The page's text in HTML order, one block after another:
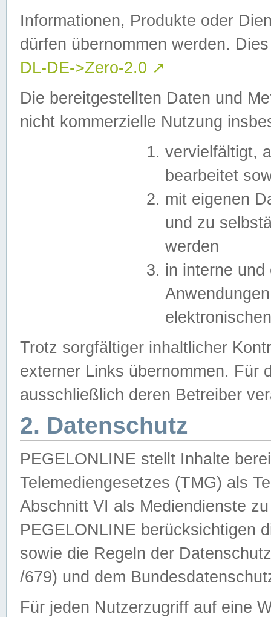
Informationen, Produkte oder
dürfen übernommen werden.
DL-DE->Zero-2.0 ↗
Die bereitgestellten Daten und
nicht kommerzielle Nutzung
vervielfältigt,
bearbeitet
mit eigenen
und zu
werden
in interne
Trotz sorgfältiger inhaltlicher
externer Links übernommen. Für
ausschließlich deren Betreiber
2. Datenschutz
PEGELONLINE stellt Inhalte
Telemediengesetzes (TMG) als
Abschnitt VI als Mediendienste
PEGELONLINE berücksichtigen
sowie die Regeln der
/679) und dem
Für jeden Nutzerzugriff auf eine